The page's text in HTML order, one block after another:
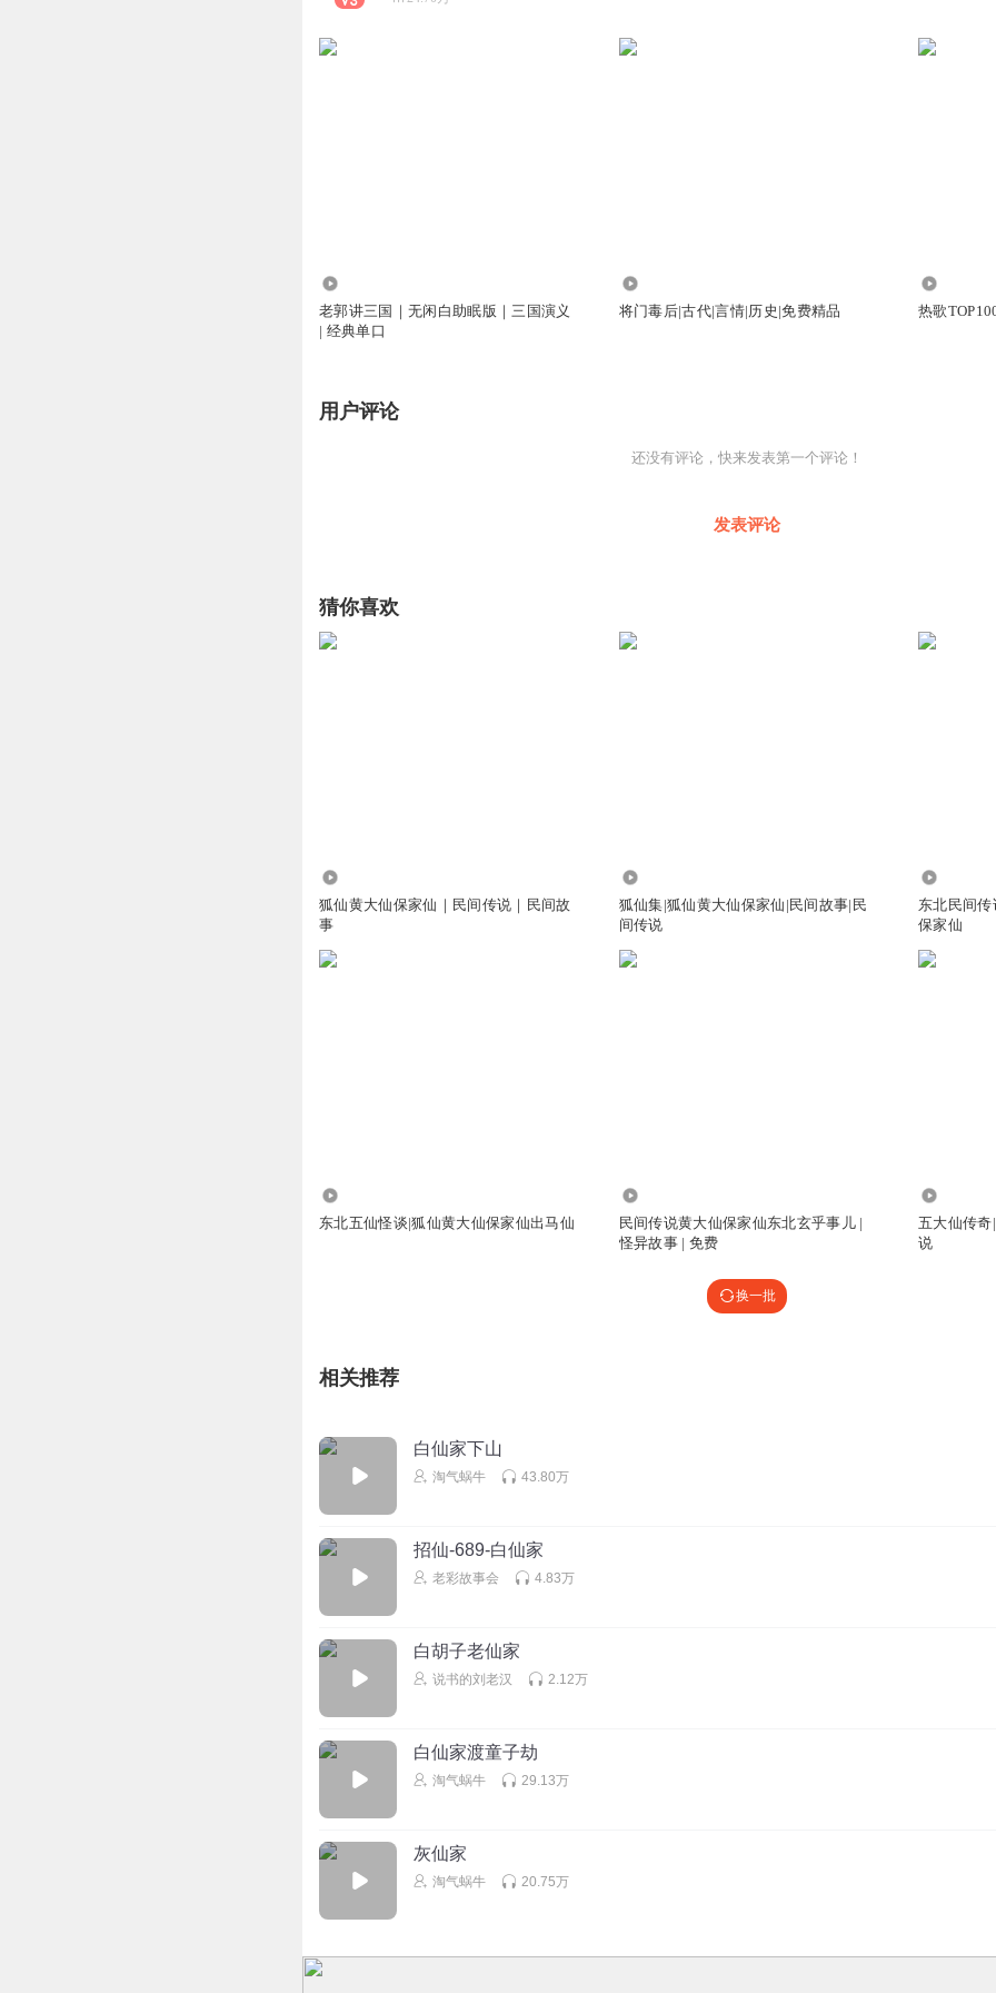
老郭讲三国｜无闲白助眠版｜三国演义
| 经典单口
将门毒后|古代|言情|历史|免费精品 热歌
用户评论
还没有评论，快来发表第一个评论！
发表评论
猜你喜欢
狐仙黄大仙保家仙｜民间传说｜民间故
事
狐仙集|狐仙黄大仙保家仙|民间故事|民
间传说
东北民间
保家仙
东北五仙怪谈|狐仙黄大仙保家仙出马仙
民间传说黄大仙保家仙东北玄乎事儿 |
怪异故事 | 免费
五大仙传
说
换一批
相关推荐
白仙家下山
淘气蜗牛 43.80万
招仙-689-白仙家
老彩故事会 4.83万
白胡子老仙家
说书的刘老汉 2.12万
白仙家渡童子劫
淘气蜗牛 29.13万
灰仙家
淘气蜗牛 20.75万